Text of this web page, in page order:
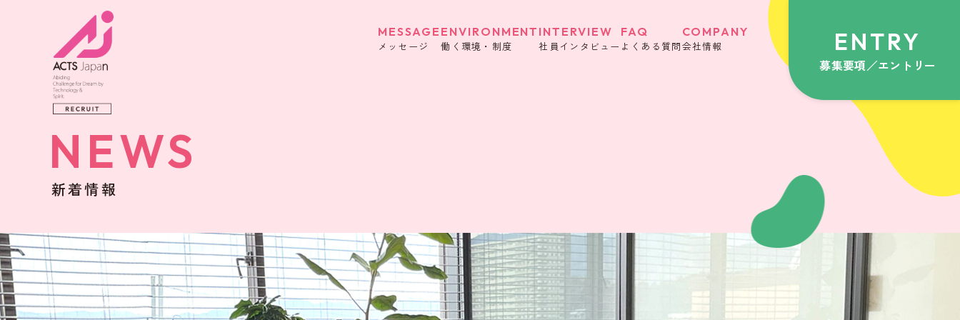
MESSAGE
メッセージ
ENVIRONMENT
働く環境・制度
INTERVIEW
社員インタビュー
FAQ
よくある質問
COMPANY
会社情報 ENTRY
募集要項／エントリー
NEWS
新着情報